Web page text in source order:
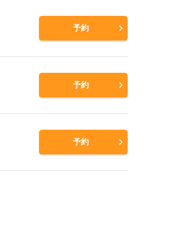
予約
予約
予約